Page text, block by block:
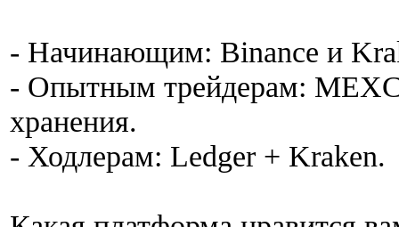
- Начинающим: Binance и
- Опытным трейдерам:
хранения.
- Ходлерам: Ledger + Kraken.